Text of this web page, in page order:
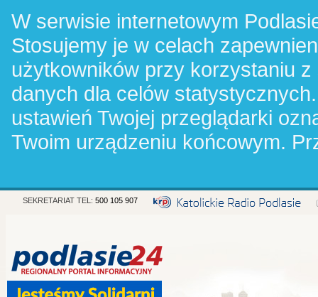
W serwisie internetowym
Stosujemy je w celach
użytkowników przy korzystaniu
danych dla celów
ustawień Twojej przeglądarki
Twoim urządzeniu końcowym.
SEKRETARIAT TEL: 500 105 907